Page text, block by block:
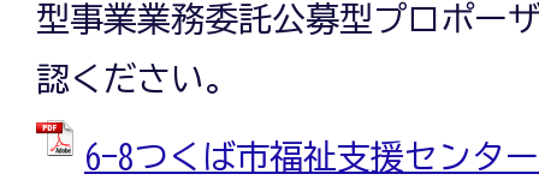
型事業業務委託公募型プロポー
認ください。
6-8つくば市福祉支援センタ